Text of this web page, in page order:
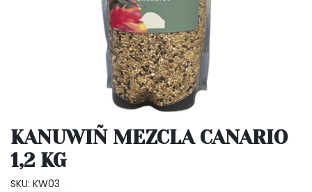
KANUWIÑ MEZCLA CANARIO
1,2 KG
SKU: KW03